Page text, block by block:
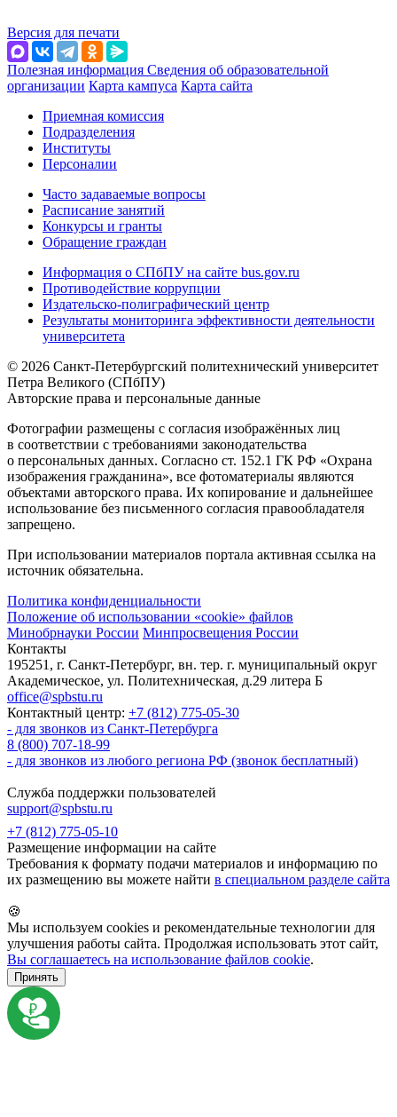
Версия для печати
Полезная информация Сведения об образовательной
организации Карта кампуса Карта сайта
Приемная комиссия
Подразделения
Институты
Персоналии
Часто задаваемые вопросы
Расписание занятий
Конкурсы и гранты
Обращение граждан
Информация о СПбПУ на сайте bus.gov.ru
Противодействие коррупции
Издательско-полиграфический центр
Результаты мониторинга эффективности деятельности
университета
© 2026 Санкт-Петербургский политехнический университет
Петра Великого (СПбПУ)
Авторские права и персональные данные
Фотографии размещены с согласия изображённых лиц
в соответствии с требованиями законодательства
о персональных данных. Согласно ст. 152.1 ГК РФ «Охрана
изображения гражданина», все фотоматериалы являются
объектами авторского права. Их копирование и дальнейшее
использование без письменного согласия правообладателя
запрещено.
При использовании материалов портала активная ссылка на
источник обязательна.
Политика конфиденциальности
Положение об использовании «cookie» файлов
Минобрнауки России Минпросвещения России
Контакты
195251, г. Санкт-Петербург, вн. тер. г. муниципальный округ
Академическое, ул. Политехническая, д.29 литера Б
office@spbstu.ru
Контактный центр: +7 (812) 775-05-30
- для звонков из Санкт-Петербурга
8 (800) 707-18-99
- для звонков из любого региона РФ (звонок бесплатный)
Служба поддержки пользователей
support@spbstu.ru
+7 (812) 775-05-10
Размещение информации на сайте
Требования к формату подачи материалов и информацию по
их размещению вы можете найти в специальном разделе сайта
🍪
Мы используем cookies и рекомендательные технологии для
улучшения работы сайта. Продолжая использовать этот сайт,
Вы соглашаетесь на использование файлов cookie.
Принять